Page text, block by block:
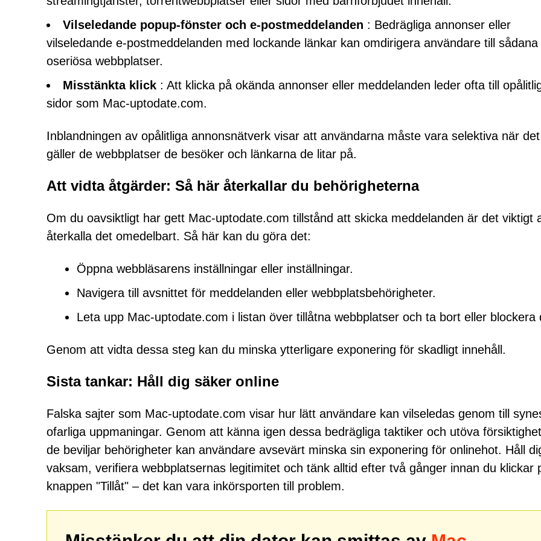
Vilseledande popup-fönster och e-postmeddelanden : Bedrägliga annonser eller
vilseledande e-postmeddelanden med lockande länkar kan omdirigera användare till sådana
oseriösa webbplatser.
Misstänkta klick : Att klicka på okända annonser eller meddelanden leder ofta till
sidor som Mac-uptodate.com.
Inblandningen av opålitliga annonsnätverk visar att användarna måste vara selektiva när det
gäller de webbplatser de besöker och länkarna de litar på.
Att vidta åtgärder: Så här återkallar du behörigheterna
Om du oavsiktligt har gett Mac-uptodate.com tillstånd att skicka meddelanden är det viktigt
återkalla det omedelbart. Så här kan du göra det:
Öppna webbläsarens inställningar eller inställningar.
Navigera till avsnittet för meddelanden eller webbplatsbehörigheter.
Leta upp Mac-uptodate.com i listan över tillåtna webbplatser och ta bort eller blockera
Genom att vidta dessa steg kan du minska ytterligare exponering för skadligt innehåll.
Sista tankar: Håll dig säker online
Falska sajter som Mac-uptodate.com visar hur lätt användare kan vilseledas genom till
ofarliga uppmaningar. Genom att känna igen dessa bedrägliga taktiker och utöva
de beviljar behörigheter kan användare avsevärt minska sin exponering för onlinehot. Håll
vaksam, verifiera webbplatsernas legitimitet och tänk alltid efter två gånger innan du klickar
knappen "Tillåt" – det kan vara inkörsporten till problem.